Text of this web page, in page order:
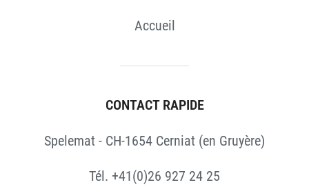
Accueil
CONTACT RAPIDE
Spelemat - CH-1654 Cerniat (en Gruyère)
Tél. +41(0)26 927 24 25